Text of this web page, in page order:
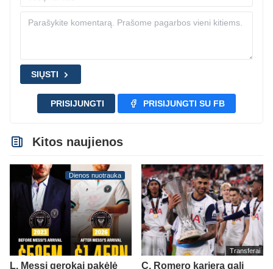
SIŲSTI
PRISIJUNGTI PRISIJUNGTI SU FB
Kitos naujienos
Dienos nuotrauka
L. Messi gerokai pakėlė
Transferai
C. Romero karjera gali